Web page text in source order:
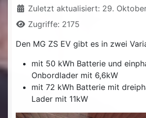
Zuletzt aktualisiert: 29.
Zugriffe: 2175
Den MG ZS EV gibt es in zwei
mit 50 kWh Batterie und
Onbordlader mit 6,6kW
mit 72 kWh Batterie mit
Lader mit 11kW